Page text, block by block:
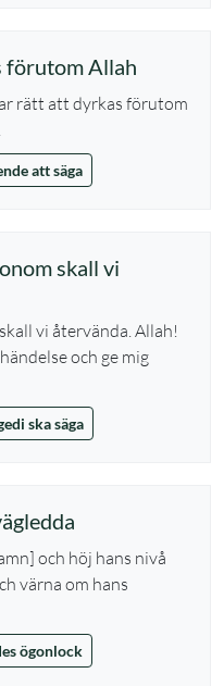
förutom Allah
rätt att dyrkas förutom
att säga
skall vi
vi återvända. Allah!
och ge mig
ska säga
och höj hans nivå
värna om hans
ögonlock